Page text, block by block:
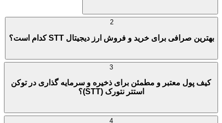
بهترین صرافی برای خرید و فروش ارز دیجیتال STT کدام است؟
کیف پول معتبر و مطمئن برای ذخیره و سرمایه گذاری در توکن
استتر نتورک (STT)؟